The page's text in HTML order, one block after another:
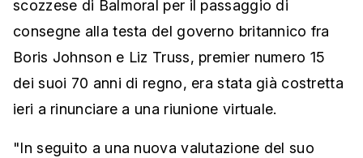
scozzese di Balmoral per il passaggio di
consegne alla testa del governo britannico fra
Boris Johnson e Liz Truss, premier numero 15
dei suoi 70 anni di regno, era stata già costretta
ieri a rinunciare a una riunione virtuale.
"In seguito a una nuova valutazione del suo